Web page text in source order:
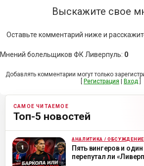
Выскажите свое
Оставьте комментарий ниже и
Мнений болельщиков ФК Ливерпуль: 0
Добавлять комментарии могут только
Регистрация Вход
САМОЕ ЧИТАЕМОЕ
Топ-5 новостей
ML АНАЛИТИКА / ОБСУЖДЕНИЕ
Пять вингеров и
перепутал ли